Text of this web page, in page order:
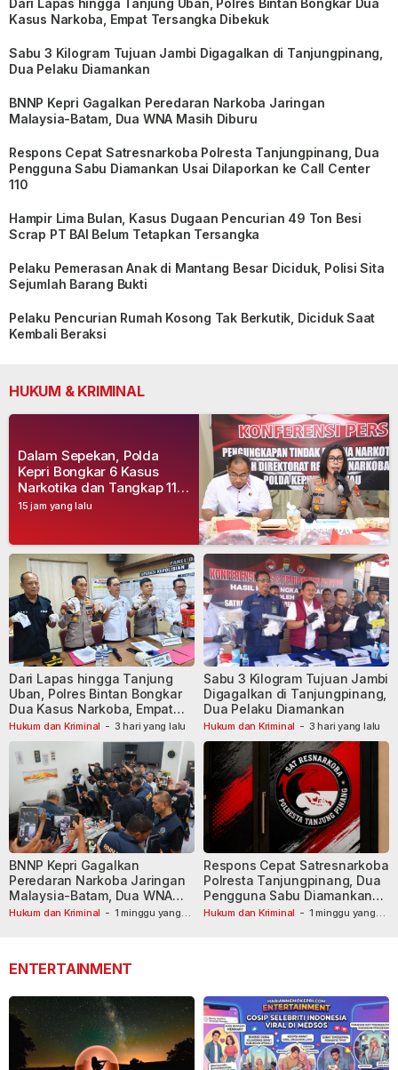
Dari Lapas hingga Tanjung Uban, Polres Bintan Bongkar Dua
Kasus Narkoba, Empat Tersangka Dibekuk
Sabu 3 Kilogram Tujuan Jambi Digagalkan di Tanjungpinang,
Dua Pelaku Diamankan
BNNP Kepri Gagalkan Peredaran Narkoba Jaringan
Malaysia-Batam, Dua WNA Masih Diburu
Respons Cepat Satresnarkoba Polresta Tanjungpinang, Dua
Pengguna Sabu Diamankan Usai Dilaporkan ke Call Center
110
Hampir Lima Bulan, Kasus Dugaan Pencurian 49 Ton Besi
Scrap PT BAI Belum Tetapkan Tersangka
Pelaku Pemerasan Anak di Mantang Besar Diciduk, Polisi Sita
Sejumlah Barang Bukti
Pelaku Pencurian Rumah Kosong Tak Berkutik, Diciduk Saat
Kembali Beraksi
HUKUM & KRIMINAL
15 jam yang lalu
Dalam Sepekan, Polda
Kepri Bongkar 6 Kasus
Narkotika dan Tangkap 11
Tersangka
Hukum dan Kriminal - 3 hari yang lalu
Dari Lapas hingga Tanjung
Uban, Polres Bintan Bongkar
Dua Kasus Narkoba, Empat
Tersangka Dibekuk
Hukum dan Kriminal - 3 hari yang lalu
Sabu 3 Kilogram Tujuan Jambi
Digagalkan di Tanjungpinang,
Dua Pelaku Diamankan
Hukum dan Kriminal - 1 minggu yang
BNNP Kepri Gagalkan
Peredaran Narkoba Jaringan
Malaysia-Batam, Dua WNA
Masih Diburu
Hukum dan Kriminal - 1 minggu yang
Respons Cepat Satresnarkoba
Polresta Tanjungpinang, Dua
Pengguna Sabu Diamankan
Usai Dilaporkan ke Call Center
ENTERTAINMENT